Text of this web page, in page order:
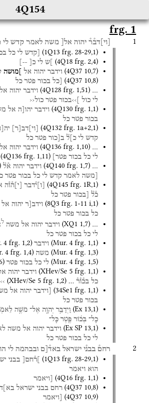
4Q154
frg. 1
1 וי דב֯ר֯ יהוה אל[ משה לאמר קדש לי
(1Q13 frg. 28-29,1) [קדש לי כל
(4Q18 frg. 2,4) ]ש לי כ[ --]
(4Q37 10,7) וידבר יהוה אל ]מושה
(4Q37 10,8) [כל בכור פטר כל
…
(4Q128 frg. 1,51) וידבר יהוה אל
לי כול ]››בכור פטר כול‹‹
(4Q130 frg. 1,1) וידבר יהו[ה אל
בכור פטר כל
(4Q132 frg. 1a+2,1) וי דב ר יה
קדש לי כ]ל֯ ב[כור פטר כל
…
(4Q136 frg. 1,10) וידבר יהוה אל
לי כל בכור פטר] (4Q136 frg. 1,11)
…
(4Q140 frg. 1,7) וידבר יהוה א֯ל֯
[משה לאמר קדש לי כל בכור פטר
(4Q145 frg. 1R,1) ו י֯דבר י ה֯ו֯ה
כ֯ל֯
[בכור פטר כל
(8Q3 frg. 1-11 i,1) וידב[ר יהוה אל
כל בכור פטר כל
…
(XQ1 1,7) וידבר יהוה אל משה ל
לי כל בכור פטר כל
(Mur. 4 frg. 1,1) וידבר 4 frg. 1,2)
(Mur. 4 frg. 1,3) משה 4 frg. 1,4)
(Mur. 4 frg. 1,5) לי כל בכור פטר )
(XHev/Se 5 frg. 1,1) וידבר יהוה
כל בכ֯ו֯ר֯ …
(XHev/Se 5 frg. 1,2)
(34Se1 frg. 1,1) [וידבר יהוה אל
בכור פטר כל
(Ex 13,1) וַיְדַבֵּ֥ר יְהוָ֖ה אֶל־ מֹשֶׁ֥ה
כָל־ בְּכ֜וֹר פֶּ֤טֶר כָּל־
(Ex SP 13,1) וידבר יהוה אל משה
לי כל בכור פטר כל
2 רחם֯ בבנ֯י ישראל באד֯[ם ובבהמה לי
(1Q13 frg. 28-29,1) ]ר֯חם[ בבני
הוא ויאמר
(4Q16 frg. 1,1) [ויאמר
(4Q37 10,8) רחם בבני ישראל
(4Q37 10,9) [ויאמר